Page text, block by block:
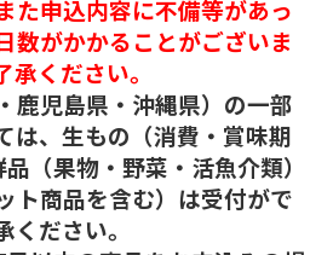
た申込内容に不備等があっ
数がかかることがございま
ください。
鹿児島県・沖縄県）の一部
は、生もの（消費・賞味期
（果物・野菜・活魚介類）
ト商品を含む）は受付がで
ださい。